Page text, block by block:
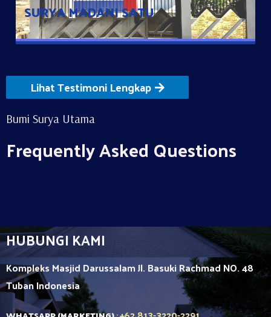
SURYA MADANI SATU
Lihat Testimoni Lengkap
Bumi Surya Utama
Frequently Asked Questions
HUBUNGI KAMI
Kompleks Masjid Darussalam Jl. Basuki Rachmad NO. 48
TubanIndonesia